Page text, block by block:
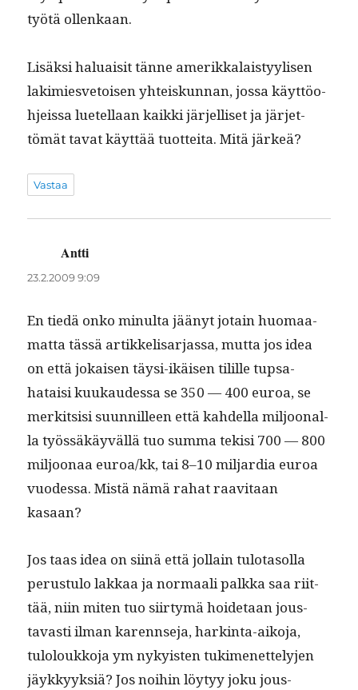
työtä ollenkaan.
Lisäk­si halu­aisit tänne amerikkalaistyylisen
lakimiesve­toisen yhteiskun­nan, jos­sa käyt­töo­
hjeis­sa luetel­laan kaik­ki jär­jel­liset ja jär­jet­
tömät tavat käyt­tää tuot­tei­ta. Mitä järkeä?
Vastaa
Antti
23.2.2009 9:09
En tiedä onko min­ul­ta jäänyt jotain huo­maa­
mat­ta tässä artikke­lis­ar­jas­sa, mut­ta jos idea
on että jokaisen täysi-ikäisen tilille tup­sa­
hataisi kuukaudessa se 350 — 400 euroa, se
merk­it­sisi suun­nilleen että kahdel­la miljoon­al­
la työssäkäyväl­lä tuo sum­ma tek­isi 700 — 800
miljoon­aa euroa/kk, tai 8–10 mil­jar­dia euroa
vuodessa. Mis­tä nämä rahat raav­i­taan
kasaan?
Jos taas idea on siinä että jol­lain tulota­sol­la
perus­tu­lo lakkaa ja nor­maali palk­ka saa riit­
tää, niin miten tuo siir­tymä hoide­taan jous­
tavasti ilman karennse­ja, hark­in­ta-aiko­ja,
tuloloukko­ja ym nyky­is­ten tukimenet­te­ly­jen
jäykkyyk­siä? Jos noi­hin löy­tyy joku jous­